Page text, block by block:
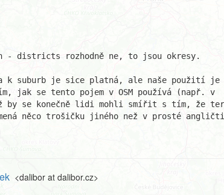
- districts rozhodně ne, to jsou okresy.
k suburb je sice platná, ale naše použití je
jak se tento pojem v OSM používá (např. v
by se konečně lidi mohli smířit s tím, že
něco trošičku jiného než v prosté
<dalibor at dalibor.cz>